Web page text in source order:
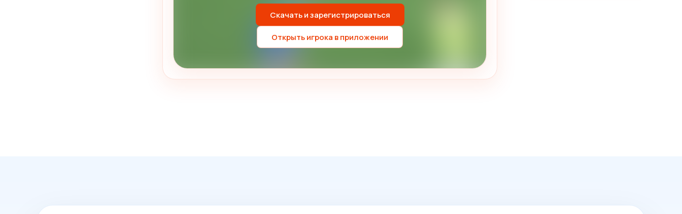
Скачать и зарегистрироваться
Открыть игрока в приложении